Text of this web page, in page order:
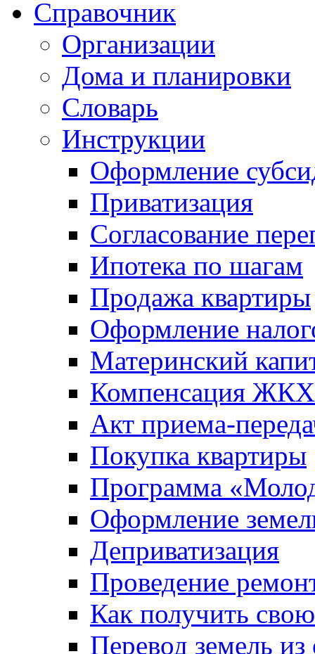
Справочник
Организации
Дома и планировки
Словарь
Инструкции
Оформление
Приватизация
Согласование
Ипотека по шагам
Продажа квартиры
Оформление
Материнский
Компенсация ЖКХ
Акт приема-
Покупка квартиры
Программа
Оформление
Деприватизация
Проведение
Как получить
Перевод земель